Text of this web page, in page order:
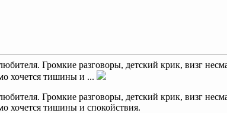
Громкие разговоры, детский крик, визг
хочется тишины и ...
Громкие разговоры, детский крик, визг
хочется тишины и спокойствия.